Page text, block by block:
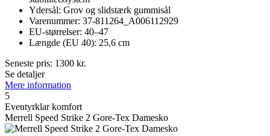
Ydersål: Grov og slidstærk gummisål
Varenummer: 37-811264_A006112929
EU-størrelser: 40–47
Længde (EU 40): 25,6 cm
Seneste pris: 1300 kr.
Se detaljer
Mere information
5
Eventyrklar komfort
Merrell Speed Strike 2 Gore-Tex Damesko